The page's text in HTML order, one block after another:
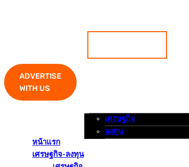
ADVERTISE
WITH US
เศรษฐกิจ-ลงทุน
เศรษฐกิจ
ลงทุน
หน้าแรก
เศรษฐกิจ-ลงทุน